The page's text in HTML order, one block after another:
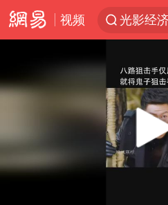
视频
光影经
WTT瑞
情侣平